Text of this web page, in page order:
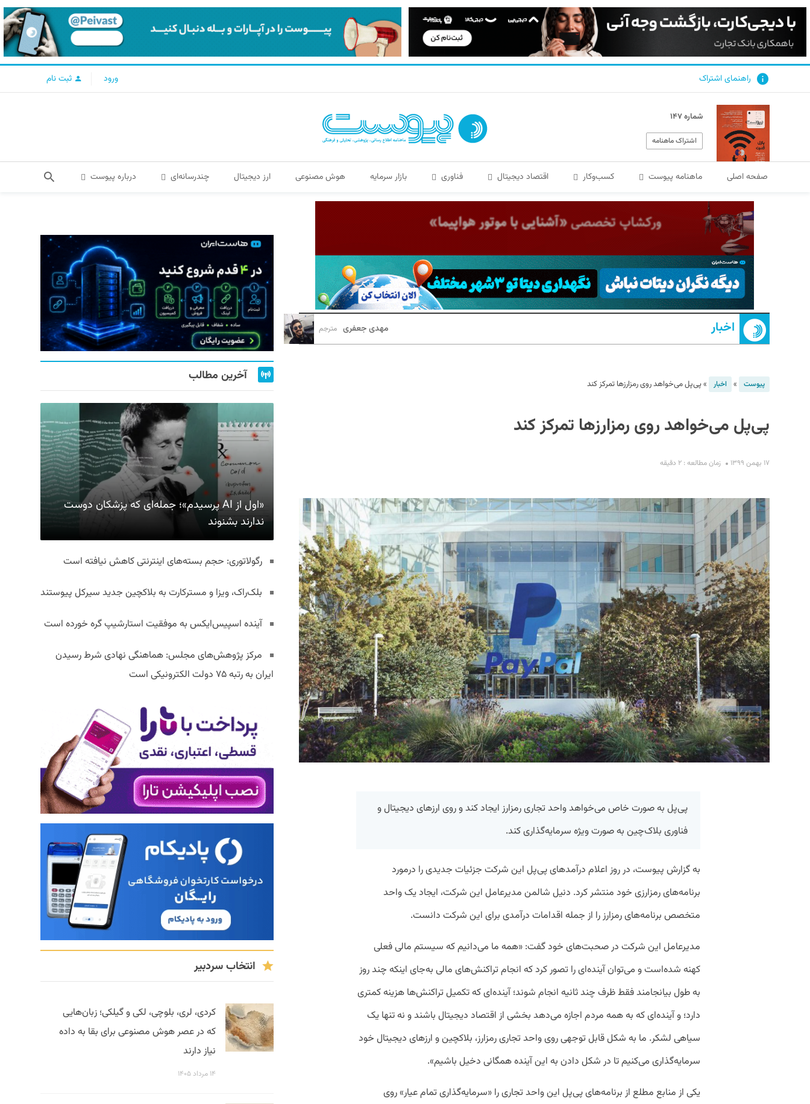
راهنمای اشتراک ورود ثبت نام
شماره ۱۴۷
اشتراک ماهنامه
صفحه اصلی ماهنامه پیوست کسب‌و‌کار اقتصاد دیجیتال فناوری بازار سرمایه هوش مصنوعی ارز دیجیتال چندرسانه‌ای درباره پیوست
اخبار مهدی جعفری مترجم
پیوست » اخبار »پی‌پل می‌خواهد روی رمزارزها تمرکز کند
پی‌پل می‌خواهد روی رمزارزها تمرکز کند
۱۷ بهمن ۱۳۹۹ زمان مطالعه : ۲ دقیقه
پی‌پل به صورت خاص می‌خواهد واحد تجاری رمزارز ایجاد کند و روی ارزهای دیجیتال و
فناوری بلاک‌چین به صورت ویژه سرمایه‌گذاری کند.
به گزارش پیوست، در روز اعلام درآمد‌های پی‌پل این شرکت جزئیات جدیدی را درمورد
برنامه‌های رمزارزی خود منتشر کرد. دنیل شالمن مدیرعامل این شرکت، ایجاد یک واحد
متخصص برنامه‌های رمزارز را از جمله اقدامات درآمدی برای این شرکت دانست.
مدیرعامل این شرکت در صحبت‌های خود گفت: «همه ما می‌دانیم که سیستم مالی فعلی
کهنه شده‌است و می‌توان آینده‌ای را تصور کرد که انجام تراکنش‌های مالی به‌جای اینکه چند روز
به طول بیانجامند فقط ظرف چند ثانیه انجام ‌شوند؛ آینده‌ای که تکمیل تراکنش‌ها هزینه کمتری
دارد؛ و آینده‌ای که به همه مردم اجازه می‌دهد بخشی از اقتصاد دیجیتال باشند و نه تنها یک
سیاهی لشکر. ما به شکل قابل توجهی روی واحد تجاری رمزارز، بلاکچین و ارز‌های دیجیتال خود
سرمایه‌گذاری می‌کنیم تا در شکل دادن به این آینده همگانی دخیل باشیم».
یکی از منابع مطلع از برنامه‌های پی‌پل این واحد تجاری را «سرمایه‌گذاری تمام عیار» روی
آخرین مطالب
«اول از AI پرسیدم»؛ جمله‌ای که پزشکان دوست
ندارند بشنوند
رگولاتوری: حجم بسته‌های اینترنتی کاهش نیافته است
بلک‌راک، ویزا و مسترکارت به بلاکچین جدید سیرکل پیوستند
آینده اسپیس‌ایکس به موفقیت استارشیپ گره خورده است
مرکز پژوهش‌های مجلس: هماهنگی نهادی شرط رسیدن
ایران به رتبه ۷۵ دولت الکترونیکی است
انتخاب سردبیر
کردی، لری، بلوچی، لکی و گیلکی؛ زبان‌هایی
که در عصر هوش مصنوعی برای بقا به داده
نیاز دارند
۱۴ مرداد ۱۴۰۵